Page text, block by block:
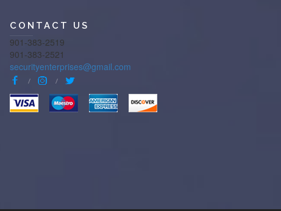
CONTACT US
901-383-2519
901-383-2521
securityenterprises@gmail.com